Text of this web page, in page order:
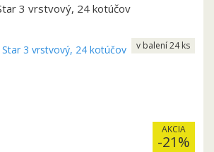
3 vrstvový, 24 kotúčov
AKCIA
-21%
v balení 24 ks